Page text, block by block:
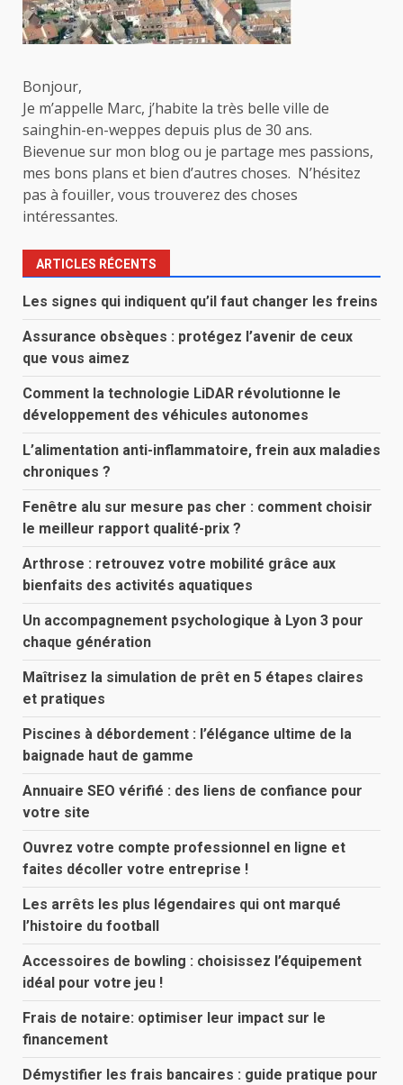
Bonjour,
Je m’appelle Marc, j’habite la très belle ville de
sainghin-en-weppes depuis plus de 30 ans.
Bievenue sur mon blog ou je partage mes passions,
mes bons plans et bien d’autres choses. N’hésitez
pas à fouiller, vous trouverez des choses
intéressantes.
ARTICLES RÉCENTS
Les signes qui indiquent qu’il faut changer les freins
Assurance obsèques : protégez l’avenir de ceux
que vous aimez
Comment la technologie LiDAR révolutionne le
développement des véhicules autonomes
L’alimentation anti-inflammatoire, frein aux maladies
chroniques ?
Fenêtre alu sur mesure pas cher : comment choisir
le meilleur rapport qualité-prix ?
Arthrose : retrouvez votre mobilité grâce aux
bienfaits des activités aquatiques
Un accompagnement psychologique à Lyon 3 pour
chaque génération
Maîtrisez la simulation de prêt en 5 étapes claires
et pratiques
Piscines à débordement : l’élégance ultime de la
baignade haut de gamme
Annuaire SEO vérifié : des liens de confiance pour
votre site
Ouvrez votre compte professionnel en ligne et
faites décoller votre entreprise !
Les arrêts les plus légendaires qui ont marqué
l’histoire du football
Accessoires de bowling : choisissez l’équipement
idéal pour votre jeu !
Frais de notaire: optimiser leur impact sur le
financement
Démystifier les frais bancaires : guide pratique pour